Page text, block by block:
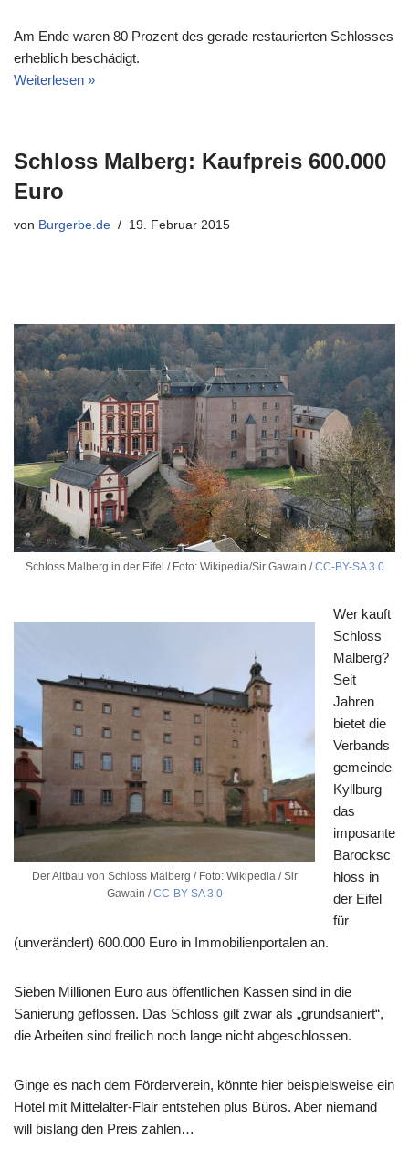
Am Ende waren 80 Prozent des gerade restaurierten Schlosses
erheblich beschädigt.
Weiterlesen »
Schloss Malberg: Kaufpreis 600.000
Euro
von Burgerbe.de 19. Februar 2015
Schloss Malberg in der Eifel / Foto: Wikipedia/Sir Gawain /CC-BY-SA 3.0
Der Altbau von Schloss Malberg / Foto: Wikipedia / Sir
Gawain /CC-BY-SA 3.0
Wer kauft
Schloss
Malberg?
Seit
Jahren
bietet die
Verbands
gemeinde
Kyllburg
das
imposante
Barocksc
hloss in
der Eifel
für
(unverändert) 600.000 Euro in Immobilienportalen an.
Sieben Millionen Euro aus öffentlichen Kassen sind in die
Sanierung geflossen. Das Schloss gilt zwar als „grundsaniert“,
die Arbeiten sind freilich noch lange nicht abgeschlossen.
Ginge es nach dem Förderverein, könnte hier beispielsweise ein
Hotel mit Mittelalter-Flair entstehen plus Büros. Aber niemand
will bislang den Preis zahlen…